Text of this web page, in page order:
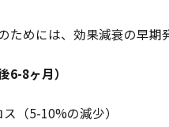
ためには、効果減衰の早期
6-8ヶ月）
（5-10%の減少）